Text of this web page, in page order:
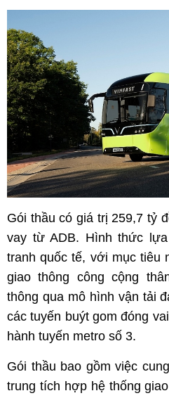
Gói thầu có giá trị 259,7 tỷ
vay từ ADB. Hình thức
tranh quốc tế, với mục tiêu
giao thông công cộng
thông qua mô hình vận tải
các tuyến buýt gom đóng
hành tuyến metro số 3.
Gói thầu bao gồm việc
trung tích hợp hệ thống